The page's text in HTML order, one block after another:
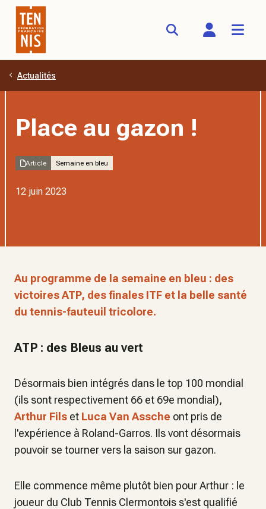
Aller au contenu principal
Actualités
Place au gazon !
Article Semaine en bleu
12 juin 2023
Au programme de la semaine en bleu : des
victoires ATP, des finales ITF et la belle santé
du tennis-fauteuil tricolore.
ATP : des Bleus au vert
Désormais bien intégrés dans le top 100 mondial
(ils sont respectivement 66 et 69e mondial),
Arthur Fils et Luca Van Assche ont pris de
l'expérience à Roland-Garros. Ils vont désormais
pouvoir se tourner vers la saison sur gazon.
Elle commence même plutôt bien pour Arthur : le
joueur du Club Tennis Clermontois s'est qualifié